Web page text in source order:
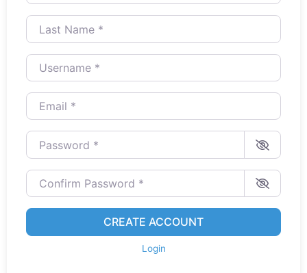
Last Name*
Username*
Email*
Password*
Confirm Password*
CREATE ACCOUNT
Login